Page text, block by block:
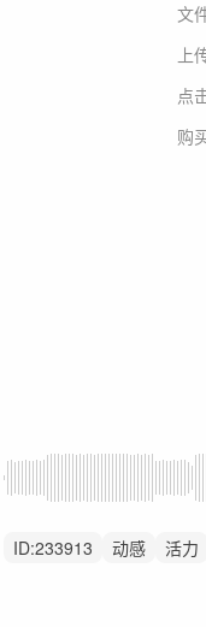
文
上
点
购
ID:233913 动感 活力